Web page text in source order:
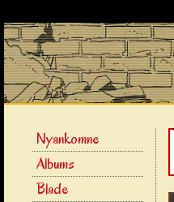
Nyankomne
Albums
Blade